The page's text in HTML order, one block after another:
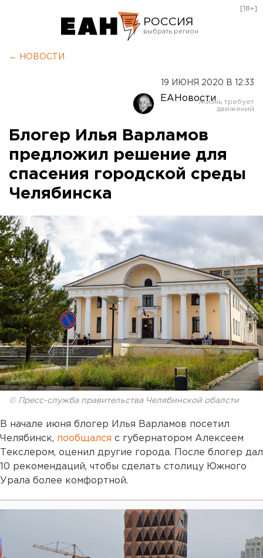
РОССИЯ
Оренбург
[18+]
← НОВОСТИ
19 ИЮНЯ 2020 В 12:33
ЕАНовости
Блогер Илья Варламов
предложил решение для
спасения городской среды
Челябинска
© Пресс-служба правительства Челябинской обалсти
В начале июня блогер Илья Варламов посетил
Челябинск, пообщался с губернатором Алексеем
Текслером, оценил другие города. После блогер дал
10 рекомендаций, чтобы сделать столицу Южного
Урала более комфортной.